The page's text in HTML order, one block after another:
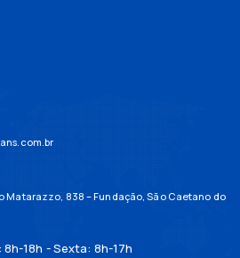
Matarazzo, 838 – Fundação, São Caetano do
18h - Sexta: 8h-17h